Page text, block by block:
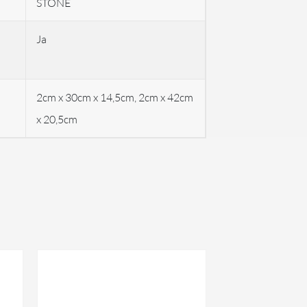
STONE
Ja
2cm x 30cm x 14,5cm, 2cm x 42cm
x 20,5cm